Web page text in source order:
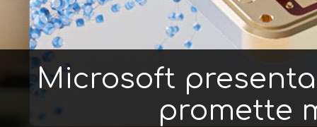
Microsoft
promette